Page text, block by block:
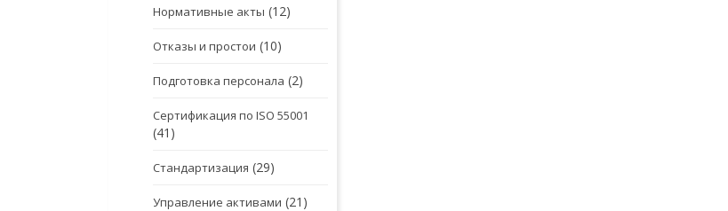
Нормативные акты (12)
Отказы и простои (10)
Подготовка персонала (2)
Сертификация по ISO 55001
(41)
Стандартизация (29)
Управление активами (21)